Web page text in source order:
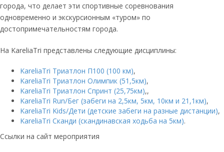
города, что делает эти спортивные соревнования
одновременно и экскурсионным «туром» по
достопримечательностям города.
На KareliaTri представлены следующие дисциплины:
KareliaTri Триатлон П100 (100 км),
KareliaTri Триатлон Олимпик (51,5км),
KareliaTri Триатлон Спринт (25,75км),,
KareliaTri Run/Бег (забеги на 2,5км, 5км, 10км и 21,1км),
KareliaTri Kids/Дети (детские забеги на разные дистанции),
KareliaTri Сканди (скандинавская ходьба на 5км).
Ссылки на сайт мероприятия